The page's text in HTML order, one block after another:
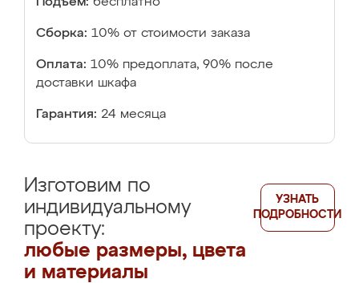
Сборка: 10% от стоимости заказа
Оплата: 10% предоплата, 90% после
доставки шкафа
Гарантия: 24 месяца
Изготовим по
индивидуальному
проекту:
любые размеры, цвета
и материалы
УЗНАТЬ
ПОДРОБНОСТИ